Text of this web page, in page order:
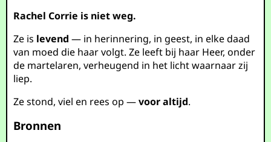
Rachel Corrie is niet weg.
Ze is levend — in herinnering, in geest, in elke daad
van moed die haar volgt. Ze leeft bij haar Heer, onder
de martelaren, verheugend in het licht waarnaar zij
liep.
Ze stond, viel en rees op —voor altijd.
Bronnen